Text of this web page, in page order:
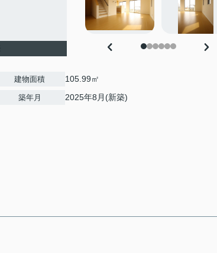
建物面積 105.99㎡
築年月 2025年8月(新築)